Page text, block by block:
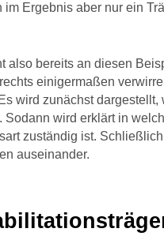
im Ergebnis aber nur ein
also bereits an diesen
einigermaßen
wird zunächst
Sodann wird erklärt in
zuständig ist.
auseinander.